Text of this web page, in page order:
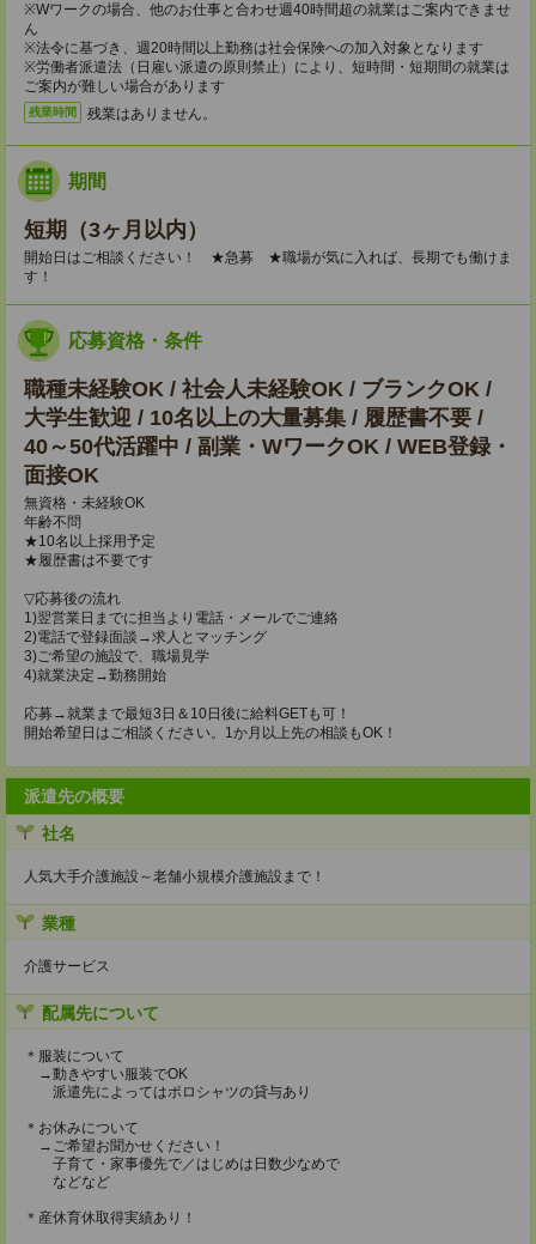
※Wワークの場合、他のお仕事と合わせ週40時間超の就業はご案内できませ
ん
※法令に基づき、週20時間以上勤務は社会保険への加入対象となります
※労働者派遣法（日雇い派遣の原則禁止）により、短時間・短期間の就業は
ご案内が難しい場合があります
残業時間 残業はありません。
期間
短期（3ヶ月以内）
開始日はご相談ください！ ★急募 ★職場が気に入れば、長期でも働けま
す！
応募資格・条件
職種未経験OK / 社会人未経験OK / ブランクOK /
大学生歓迎 / 10名以上の大量募集 / 履歴書不要 /
40～50代活躍中 / 副業・WワークOK / WEB登録・
面接OK
無資格・未経験OK
年齢不問
★10名以上採用予定
★履歴書は不要です
▽応募後の流れ
1)翌営業日までに担当より電話・メールでご連絡
2)電話で登録面談→求人とマッチング
3)ご希望の施設で、職場見学
4)就業決定→勤務開始
応募→就業まで最短3日＆10日後に給料GETも可！
開始希望日はご相談ください。1か月以上先の相談もOK！
派遣先の概要
社名
人気大手介護施設～老舗小規模介護施設まで！
業種
介護サービス
配属先について
＊服装について
→動きやすい服装でOK
派遣先によってはポロシャツの貸与あり
＊お休みについて
→ご希望お聞かせください！
子育て・家事優先で／はじめは日数少なめで
などなど
＊産休育休取得実績あり！